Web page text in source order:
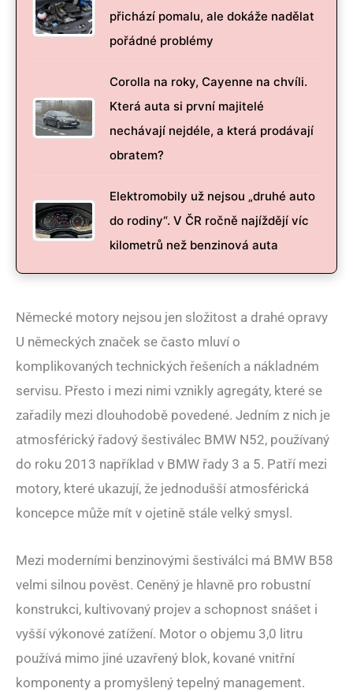
přichází pomalu, ale dokáže nadělat
pořádné problémy
Corolla na roky, Cayenne na chvíli.
Která auta si první majitelé
nechávají nejdéle, a která prodávají
obratem?
Elektromobily už nejsou „druhé auto
do rodiny“. V ČR ročně najíždějí víc
kilometrů než benzinová auta
Německé motory nejsou jen složitost a drahé opravy
U německých značek se často mluví o
komplikovaných technických řešeních a nákladném
servisu. Přesto i mezi nimi vznikly agregáty, které se
zařadily mezi dlouhodobě povedené. Jedním z nich je
atmosférický řadový šestiválec BMW N52, používaný
do roku 2013 například v BMW řady 3 a 5. Patří mezi
motory, které ukazují, že jednodušší atmosférická
koncepce může mít v ojetině stále velký smysl.
Mezi moderními benzinovými šestiválci má BMW B58
velmi silnou pověst. Ceněný je hlavně pro robustní
konstrukci, kultivovaný projev a schopnost snášet i
vyšší výkonové zatížení. Motor o objemu 3,0 litru
používá mimo jiné uzavřený blok, kované vnitřní
komponenty a promyšlený tepelný management.